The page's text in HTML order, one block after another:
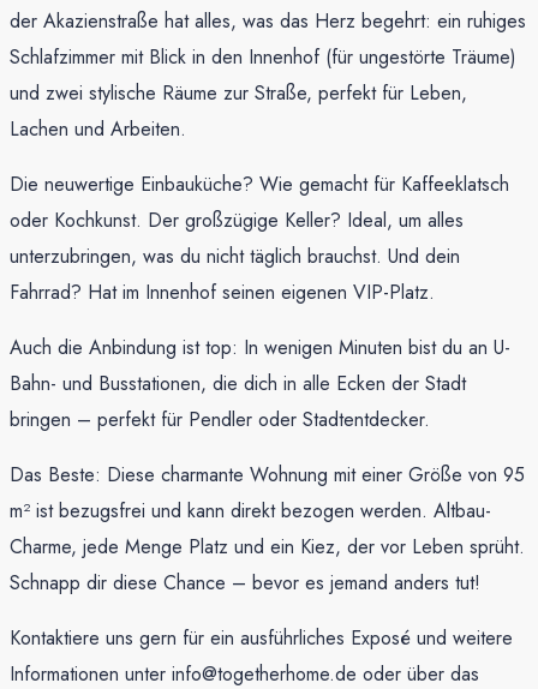
der Akazienstraße hat alles, was das Herz begehrt: ein ruhiges
Schlafzimmer mit Blick in den Innenhof (für ungestörte Träume)
und zwei stylische Räume zur Straße, perfekt für Leben,
Lachen und Arbeiten.
Die neuwertige Einbauküche? Wie gemacht für Kaffeeklatsch
oder Kochkunst. Der großzügige Keller? Ideal, um alles
unterzubringen, was du nicht täglich brauchst. Und dein
Fahrrad? Hat im Innenhof seinen eigenen VIP-Platz.
Auch die Anbindung ist top: In wenigen Minuten bist du an U-
Bahn- und Busstationen, die dich in alle Ecken der Stadt
bringen – perfekt für Pendler oder Stadtentdecker.
Das Beste: Diese charmante Wohnung mit einer Größe von 95
m² ist bezugsfrei und kann direkt bezogen werden. Altbau-
Charme, jede Menge Platz und ein Kiez, der vor Leben sprüht.
Schnapp dir diese Chance – bevor es jemand anders tut!
Kontaktiere uns gern für ein ausführliches Exposé und weitere
Informationen unter info@togetherhome.de oder über das